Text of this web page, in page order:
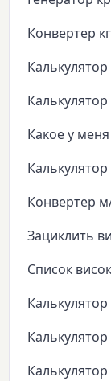
Конвертер
Какое у
Конвертер
Зациклить
Список